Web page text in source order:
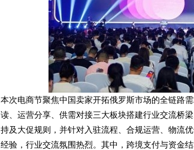
本次电商节聚焦中国卖家开拓俄罗斯市场的全链路
读、运营分享、供需对接三大板块搭建行业交流桥
持及大促规则，并针对入驻流程、合规运营、物流
经验，行业交流氛围热烈。其中，跨境支付与资金